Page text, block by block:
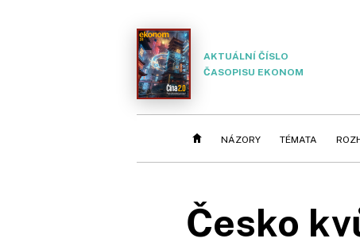
AKTUÁLNÍ ČÍSLO
ČASOPISU EKONOM
NÁZORY TÉMATA
Česko